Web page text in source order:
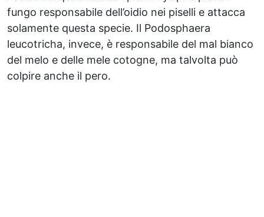
fungo responsabile dell’oidio nei piselli e attacca
solamente questa specie. Il Podosphaera
leucotricha, invece, è responsabile del mal bianco
del melo e delle mele cotogne, ma talvolta può
colpire anche il pero.